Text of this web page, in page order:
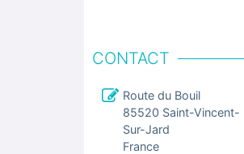
CONTACT
Route du Bouil
85520 Saint-Vincent-
Sur-Jard
France